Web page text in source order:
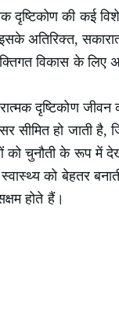
दृष्टिकोण की कई
अतिरिक्त,
विकास के लिए
दृष्टिकोण
सीमित हो जाती है,
को चुनौती के रूप में
को बेहतर
होते हैं।